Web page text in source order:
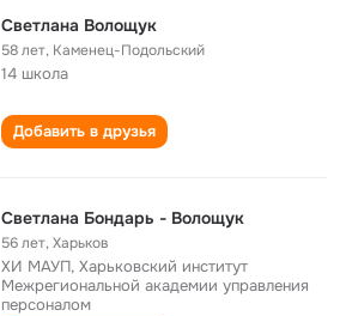
Светлана Волощук
58 лет, Каменец-Подольский
14 школа
Добавить в друзья
Светлана Бондарь - Волощук
56 лет,Харьков
ХИ МАУП, Харьковский институт
Межрегиональной академии управления
персоналом